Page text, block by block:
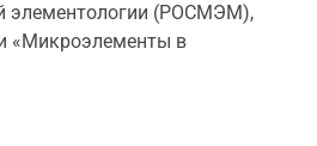
элементологии (РОСМЭМ),
«Микроэлементы в